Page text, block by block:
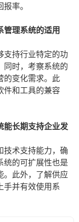
率。
管理系统的适用
支持行业特定的功
同时，考察系统的
的变化需求。此
件和工具的兼容
能长期支持企业发
技术支持能力，确
统的可扩展性也是
。此外，了解供应
手并有效使用系